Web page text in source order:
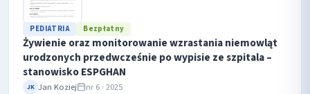
PEDIATRIA Bezpłatny
Żywienie oraz monitorowanie wzrastania niemowląt
urodzonych przedwcześnie po wypisie ze szpitala –
stanowisko ESPGHAN
JK Jan Koziej
nr 6 · 2025